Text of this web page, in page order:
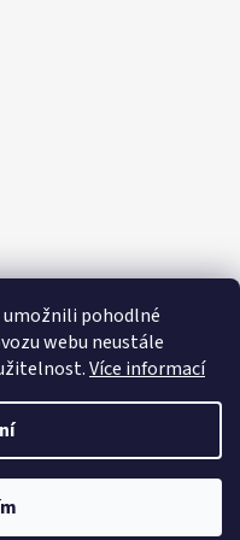
umožnili pohodlné
webu neustále
Více informací
práva vyhrazena.